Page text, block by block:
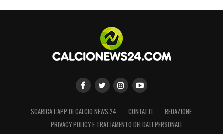
SCARICA L’APP DI CALCIO NEWS 24 CONTATTI
REDAZIONE
PRIVACY POLICY E TRATTAMENTO DEI DATI PERSONALI